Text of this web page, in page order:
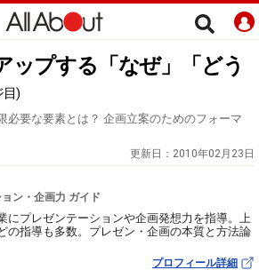
ップする「なぜ」「どう
目)
必要な要素とは？ 企画立案のためのフォーマ
更新日： 2010年02月23日
ン・企画力 ガイド
にプレゼンテーションや企画発想力を指導。上
の指導も多数。プレゼン・企画の本質と方法論
プロフィール詳細